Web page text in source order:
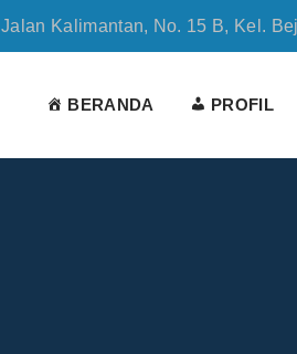
Jalan Kalimantan, No. 15 B, Kel.
BERANDA PROFIL